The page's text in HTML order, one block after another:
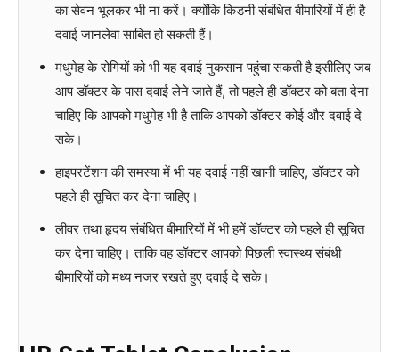
का सेवन भूलकर भी ना करें। क्योंकि किडनी संबंधित बीमारियों में ही है
दवाई जानलेवा साबित हो सकती हैं।
मधुमेह के रोगियों को भी यह दवाई नुकसान पहुंचा सकती है इसीलिए जब
आप डॉक्टर के पास दवाई लेने जाते हैं, तो पहले ही डॉक्टर को बता देना
चाहिए कि आपको मधुमेह भी है ताकि आपको डॉक्टर कोई और दवाई दे
सके।
हाइपरटेंशन की समस्या में भी यह दवाई नहीं खानी चाहिए, डॉक्टर को
पहले ही सूचित कर देना चाहिए।
लीवर तथा हृदय संबंधित बीमारियों में भी हमें डॉक्टर को पहले ही सूचित
कर देना चाहिए। ताकि वह डॉक्टर आपको पिछली स्वास्थ्य संबंधी
बीमारियों को मध्य नजर रखते हुए दवाई दे सके।